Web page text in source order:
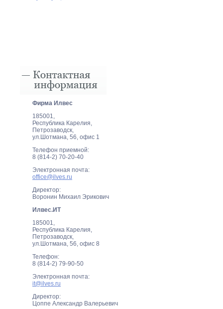
Фирма Илвеc
185001,
Республика Карелия,
Петрозаводск,
ул.Шотмана, 56, офис 1
Телефон приемной:
8 (814-2) 70-20-40
Электронная почта:
office@ilves.ru
Директор:
Воронин Михаил Эрикович
Илвес.ИТ
185001,
Республика Карелия,
Петрозаводск,
ул.Шотмана, 56, офис 8
Телефон:
8 (814-2) 79-90-50
Электронная почта:
it@ilves.ru
Директор:
Цоппе Александр Валерьевич